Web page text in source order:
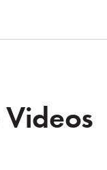
Videos